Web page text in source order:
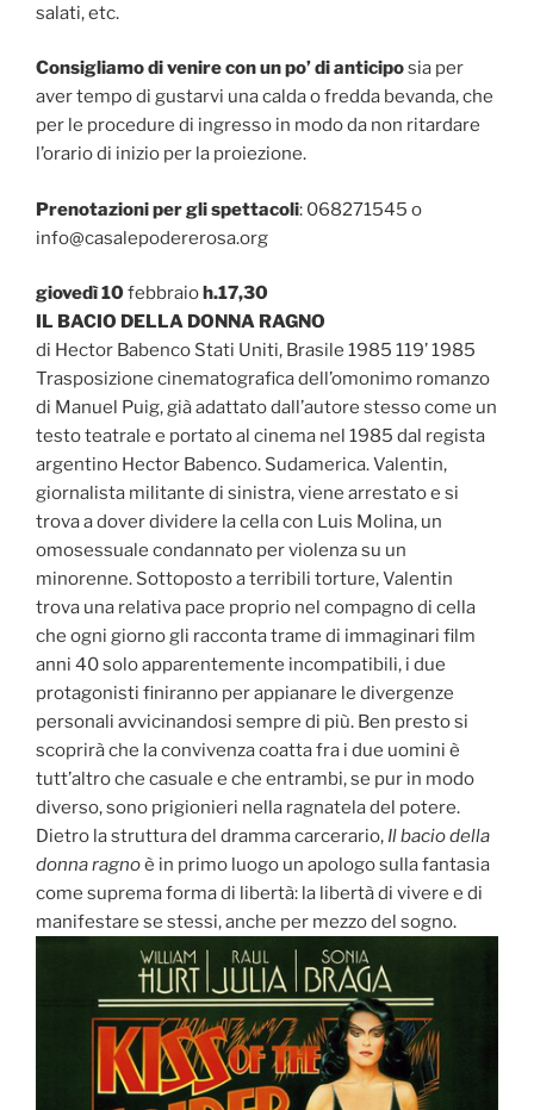
salati, etc.
Consigliamo di venire con un po’ di anticiposia per
aver tempo di gustarvi una calda o fredda bevanda, che
per le procedure di ingresso in modo da non ritardare
l’orario di inizio per la proiezione.
Prenotazioni per gli spettacoli: 068271545 o
info@casalepodererosa.org
giovedì 10febbraioh.17,30
IL BACIO DELLA DONNA RAGNO
di Hector Babenco Stati Uniti, Brasile 1985 119’ 1985
Trasposizione cinematografica dell’omonimo romanzo
di Manuel Puig, già adattato dall’autore stesso come un
testo teatrale e portato al cinema nel 1985 dal regista
argentino Hector Babenco. Sudamerica. Valentin,
giornalista militante di sinistra, viene arrestato e si
trova a dover dividere la cella con Luis Molina, un
omosessuale condannato per violenza su un
minorenne. Sottoposto a terribili torture, Valentin
trova una relativa pace proprio nel compagno di cella
che ogni giorno gli racconta trame di immaginari film
anni 40 solo apparentemente incompatibili, i due
protagonisti finiranno per appianare le divergenze
personali avvicinandosi sempre di più. Ben presto si
scoprirà che la convivenza coatta fra i due uomini è
tutt’altro che casuale e che entrambi, se pur in modo
diverso, sono prigionieri nella ragnatela del potere.
Dietro la struttura del dramma carcerario, Il bacio della
donna ragnoè in primo luogo un apologo sulla fantasia
come suprema forma di libertà: la libertà di vivere e di
manifestare se stessi, anche per mezzo del sogno.